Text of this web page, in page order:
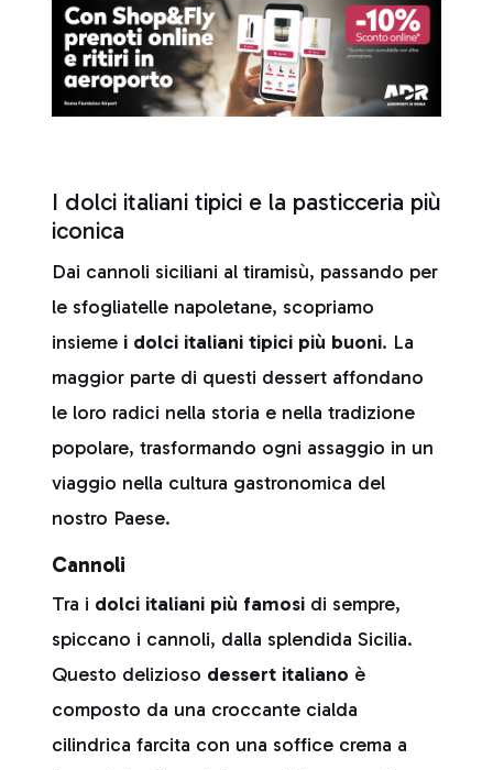
I dolci italiani tipici e la pasticceria più
iconica
Dai cannoli siciliani al tiramisù, passando per
le sfogliatelle napoletane, scopriamo
insieme i dolci italiani tipici più buoni. La
maggior parte di questi dessert affondano
le loro radici nella storia e nella tradizione
popolare, trasformando ogni assaggio in un
viaggio nella cultura gastronomica del
nostro Paese.
Cannoli
Tra i dolci italiani più famosi di sempre,
spiccano i cannoli, dalla splendida Sicilia.
Questo delizioso dessert italiano è
composto da una croccante cialda
cilindrica farcita con una soffice crema a